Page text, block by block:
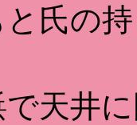
氏の
天井